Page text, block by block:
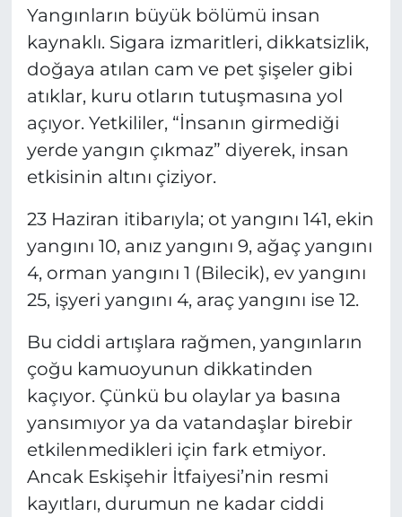
Yangınların büyük bölümü insan
kaynaklı. Sigara izmaritleri, dikkatsizlik,
doğaya atılan cam ve pet şişeler gibi
atıklar, kuru otların tutuşmasına yol
açıyor. Yetkililer, “İnsanın girmediği
yerde yangın çıkmaz” diyerek, insan
etkisinin altını çiziyor.
23 Haziran itibarıyla; ot yangını 141, ekin
yangını 10, anız yangını 9, ağaç yangını
4, orman yangını 1 (Bilecik), ev yangını
25, işyeri yangını 4, araç yangını ise 12.
Bu ciddi artışlara rağmen, yangınların
çoğu kamuoyunun dikkatinden
kaçıyor. Çünkü bu olaylar ya basına
yansımıyor ya da vatandaşlar birebir
etkilenmedikleri için fark etmiyor.
Ancak Eskişehir İtfaiyesi’nin resmi
kayıtları, durumun ne kadar ciddi